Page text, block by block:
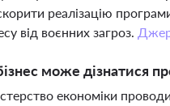
реалізацію
від воєнних загроз.
може дізнатися
економіки